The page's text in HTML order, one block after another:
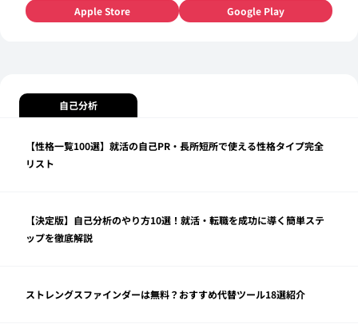
Apple Store Google Play
自己分析
【性格一覧100選】就活の自己PR・長所短所で使える性格タイプ完全
リスト
【決定版】自己分析のやり方10選！就活・転職を成功に導く簡単ステ
ップを徹底解説
ストレングスファインダーは無料？おすすめ代替ツール18選紹介